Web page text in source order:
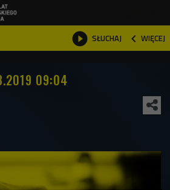
 SŁUCHAJ  WIĘCEJ

09:04